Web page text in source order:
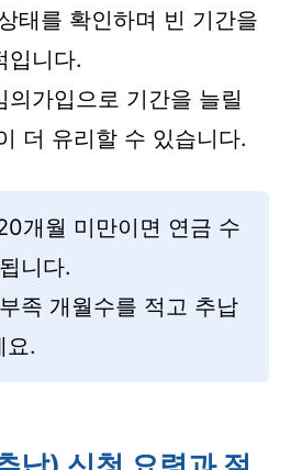
태를 확인하며 빈 기간을
입니다.
의가입으로 기간을 늘릴
더 유리할 수 있습니다.
개월 미만이면 연금 수
니다.
족 개월수를 적고 추납
요.